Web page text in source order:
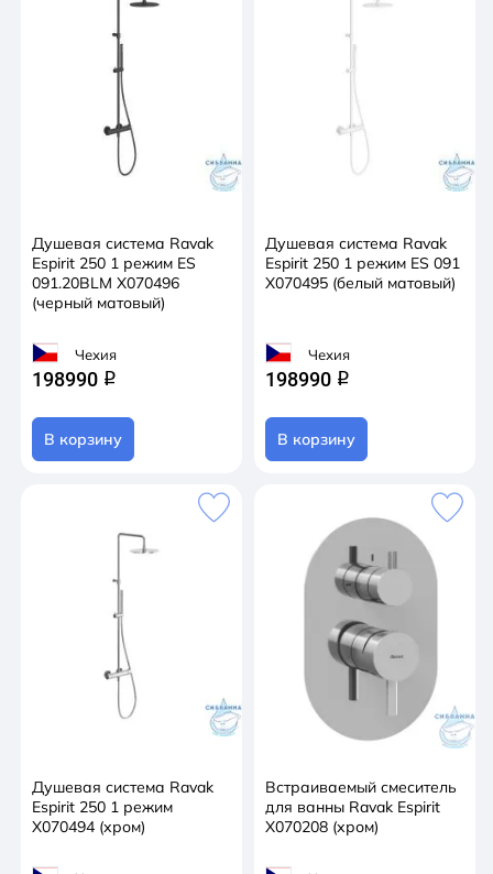
Душевая система Ravak
Espirit 250 1 режим ES
091.20BLM X070496
(черный матовый)
Чехия
198990 q
В корзину
Душевая система Ravak
Espirit 250 1 режим ES 091
X070495 (белый матовый)
Чехия
198990 q
В корзину
Душевая система Ravak
Espirit 250 1 режим
X070494 (хром)
Встраиваемый смеситель
для ванны Ravak Espirit
X070208 (хром)